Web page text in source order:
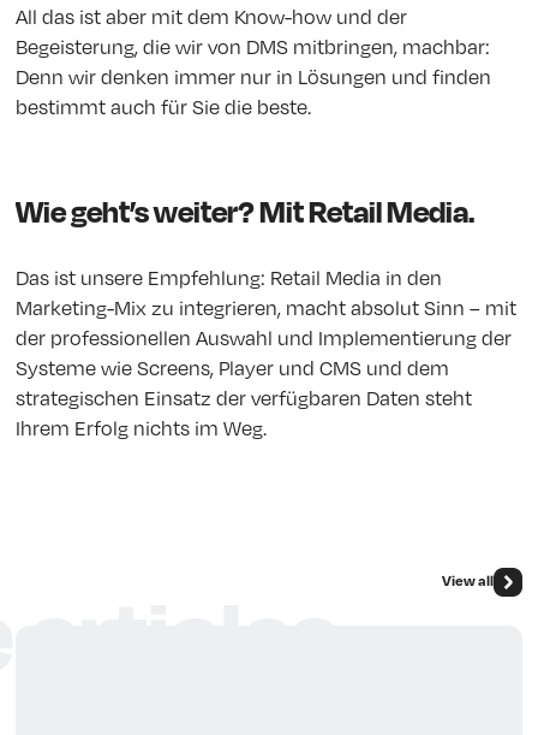
All das ist aber mit dem Know-how und der
Begeisterung, die wir von DMS mitbringen, machbar:
Denn wir denken immer nur in Lösungen und finden
bestimmt auch für Sie die beste.
Wie geht’s weiter? Mit Retail Media.
Das ist unsere Empfehlung: Retail Media in den
Marketing-Mix zu integrieren, macht absolut Sinn – mit
der professionellen Auswahl und Implementierung der
Systeme wie Screens, Player und CMS und dem
strategischen Einsatz der verfügbaren Daten steht
Ihrem Erfolg nichts im Weg.
View all